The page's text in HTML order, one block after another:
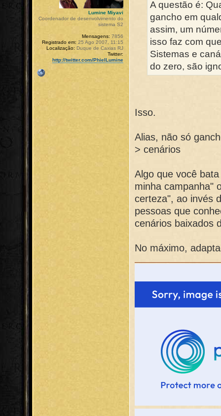
A questão é:
gancho em
assim, um
isso faz com
Sistemas e
do zero, são
Isso.
Alias, não só
> cenários
Algo que você
minha campanha"
certeza", ao invés
pessoas que
cenários baixados
No máximo,
Lumine Miyavi
Coordenador de desenvolvimento do
sistema S2
Mensagens: 7856
Registrado em: 25 Ago 2007, 11:15
Localização: Duque de Caxias RJ
Twitter:
http://twitter.com/PhielLumine